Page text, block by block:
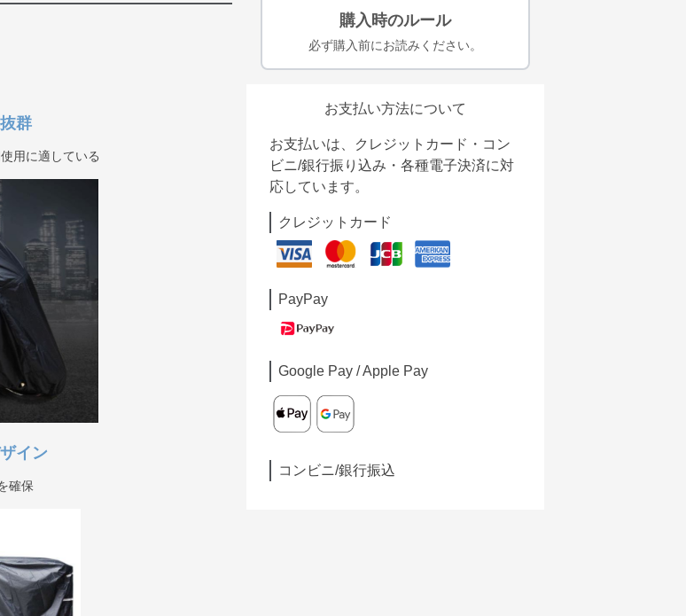
群
用に適している
イン
確保
購入時のルール
必ず購入前にお読みください。
お支払い方法について
お支払いは、クレジットカード・コン
ビニ/銀行振り込み・各種電子決済に対
応しています。
クレジットカード
PayPay
Google Pay / Apple Pay
コンビニ/銀行振込